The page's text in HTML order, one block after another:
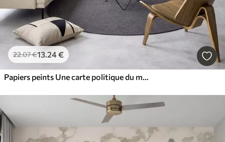
22.07€13.24€
Papiers peints Une carte politique du monde de couleur marron, avec des drapeaux en français